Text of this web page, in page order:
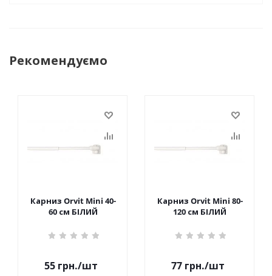
Рекомендуємо
Карниз Orvit Mini 40-
60 см БІЛИЙ
55грн./шт
Карниз Orvit Mini 80-
120 см БІЛИЙ
77грн./шт